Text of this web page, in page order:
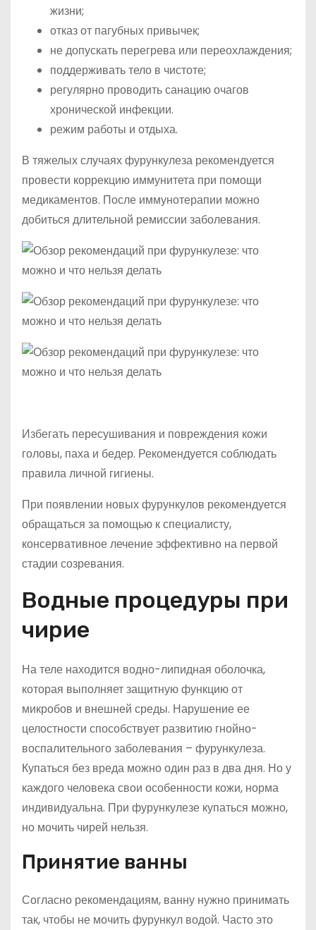
жизни;
отказ от пагубных привычек;
не допускать перегрева или переохлаждения;
поддерживать тело в чистоте;
регулярно проводить санацию очагов
хронической инфекции.
режим работы и отдыха.
В тяжелых случаях фурункулеза рекомендуется
провести коррекцию иммунитета при помощи
медикаментов. После иммунотерапии можно
добиться длительной ремиссии заболевания.
Избегать пересушивания и повреждения кожи
головы, паха и бедер. Рекомендуется соблюдать
правила личной гигиены.
При появлении новых фурункулов рекомендуется
обращаться за помощью к специалисту,
консервативное лечение эффективно на первой
стадии созревания.
Водные процедуры при
чирие
На теле находится водно-липидная оболочка,
которая выполняет защитную функцию от
микробов и внешней среды. Нарушение ее
целостности способствует развитию гнойно-
воспалительного заболевания – фурункулеза.
Купаться без вреда можно один раз в два дня. Но у
каждого человека свои особенности кожи, норма
индивидуальна. При фурункулезе купаться можно,
но мочить чирей нельзя.
Принятие ванны
Согласно рекомендациям, ванну нужно принимать
так, чтобы не мочить фурункул водой. Часто это